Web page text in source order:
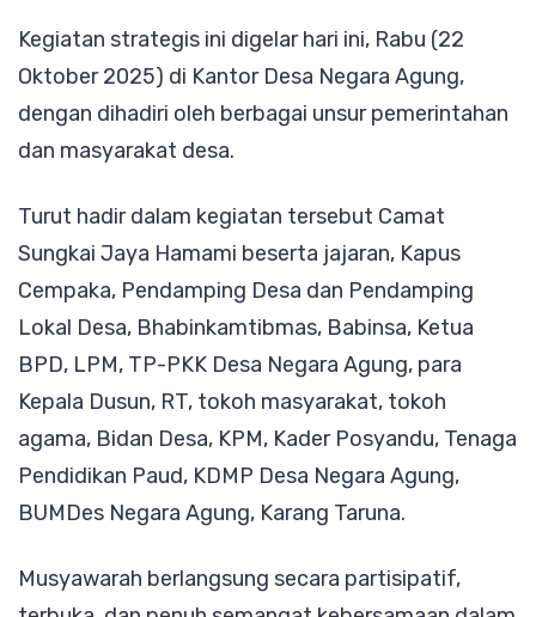
2027
Kegiatan strategis ini digelar hari ini, Rabu (22
Oktober 2025) di Kantor Desa Negara Agung,
dengan dihadiri oleh berbagai unsur pemerintahan
dan masyarakat desa.
Turut hadir dalam kegiatan tersebut Camat
Sungkai Jaya Hamami beserta jajaran, Kapus
Cempaka, Pendamping Desa dan Pendamping
Lokal Desa, Bhabinkamtibmas, Babinsa, Ketua
BPD, LPM, TP-PKK Desa Negara Agung, para
Kepala Dusun, RT, tokoh masyarakat, tokoh
agama, Bidan Desa, KPM, Kader Posyandu, Tenaga
Pendidikan Paud, KDMP Desa Negara Agung,
BUMDes Negara Agung, Karang Taruna.
Musyawarah berlangsung secara partisipatif,